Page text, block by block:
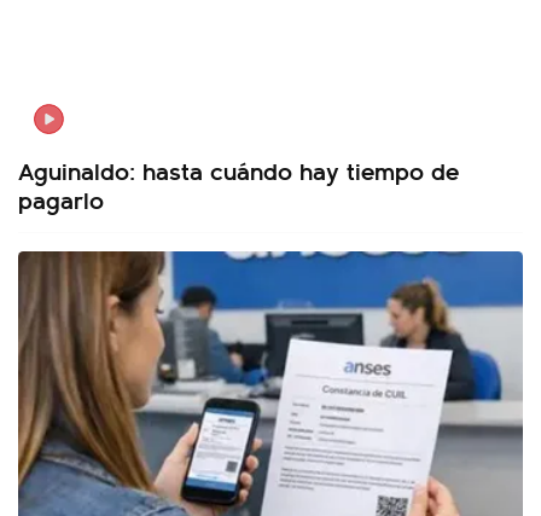
Aguinaldo: hasta cuándo hay tiempo de
pagarlo